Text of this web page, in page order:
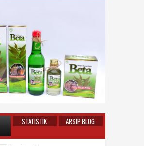
STATISTIK ARSIP BLOG